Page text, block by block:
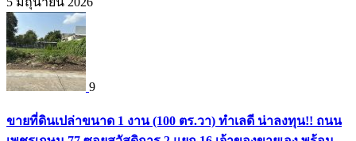
9
ขายที่ดินเปล่าขนาด 1 งาน (100 ตร.วา) ทำเลดี น่าลงทุน!! ถนน